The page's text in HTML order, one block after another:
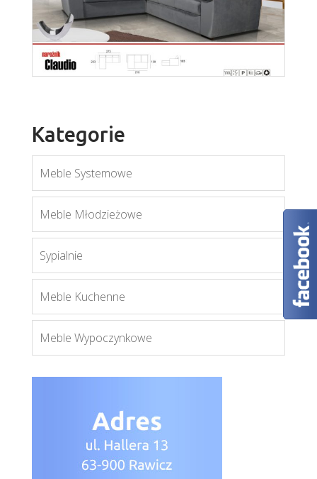
Soczi
Więcej
Więcej
Kategorie
Meble Systemowe
Meble Młodzieżowe
Sypialnie
Meble Kuchenne
Meble Wypoczynkowe